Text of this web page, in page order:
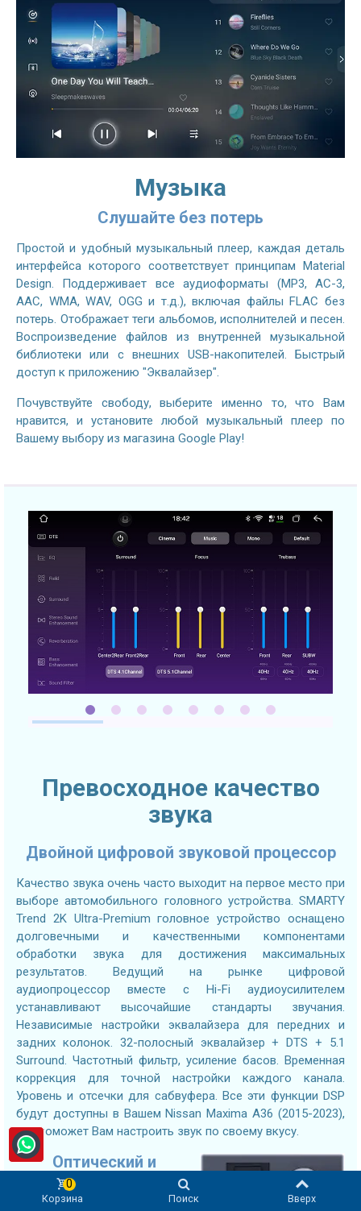
Музыка
Слушайте без потерь
Простой и удобный музыкальный плеер, каждая деталь
интерфейса которого соответствует принципам Material
Design. Поддерживает все аудиоформаты (MP3, AC-3,
AAC, WMA, WAV, OGG и т.д.), включая файлы FLAC без
потерь. Отображает теги альбомов, исполнителей и песен.
Воспроизведение файлов из внутренней музыкальной
библиотеки или с внешних USB-накопителей. Быстрый
доступ к приложению "Эквалайзер".
Почувствуйте свободу, выберите именно то, что Вам
нравится, и установите любой музыкальный плеер по
Вашему выбору из магазина Google Play!
Превосходное качество
звука
Двойной цифровой звуковой процессор
Качество звука очень часто выходит на первое место при
выборе автомобильного головного устройства. SMARTY
Trend 2K Ultra-Premium головное устройство оснащено
долговечными и качественными компонентами
обработки звука для достижения максимальных
результатов. Ведущий на рынке цифровой
аудиопроцессор вместе с Hi-Fi аудиоусилителем
устанавливают высочайшие стандарты звучания.
Независимые настройки эквалайзера для передних и
задних колонок. 32-полосный эквалайзер + DTS + 5.1
Surround. Частотный фильтр, усиление басов. Временная
коррекция для точной настройки каждого канала.
Уровень и отсечки для сабвуфера. Все эти функции DSP
будут доступны в Вашем Nissan Maxima A36 (2015-2023),
что поможет Вам настроить звук по своему вкусу.
Оптический и
коаксиальный
выходы
Корзина
0
Поиск Вверх